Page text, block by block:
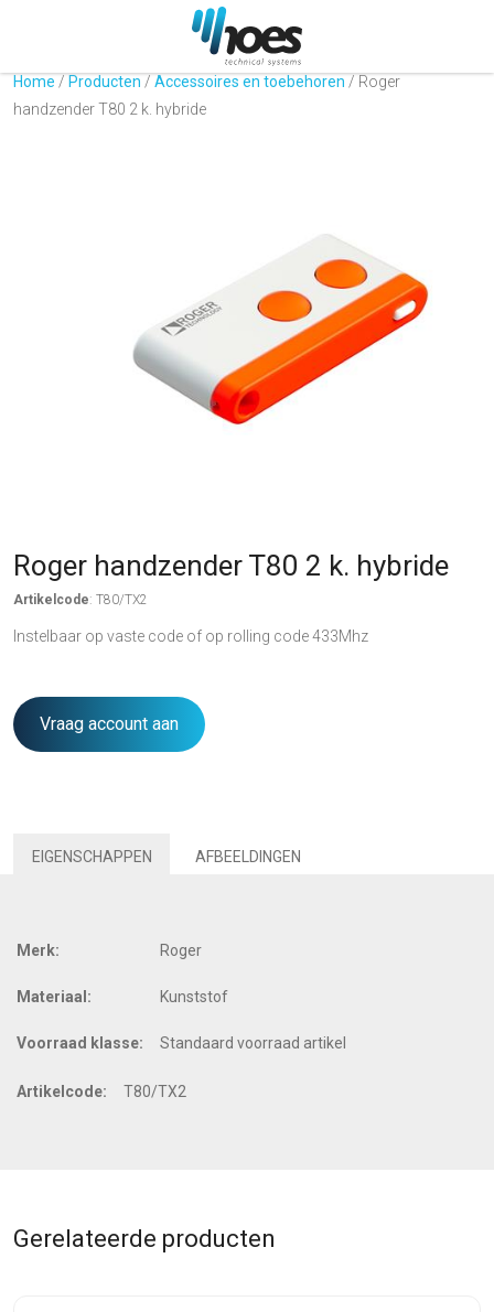
Home / Producten / Accessoires en toebehoren / Roger
handzender T80 2 k. hybride
Roger handzender T80 2 k. hybride
Artikelcode: T80/TX2
Instelbaar op vaste code of op rolling code 433Mhz
Vraag account aan
EIGENSCHAPPEN AFBEELDINGEN
Merk: Roger
Materiaal: Kunststof
Voorraad klasse: Standaard voorraad artikel
Artikelcode: T80/TX2
Gerelateerde producten